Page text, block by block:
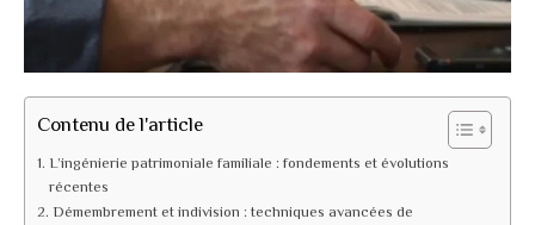
Contenu de l'article
L’ingénierie patrimoniale familiale : fondements et évolutions
récentes
Démembrement et indivision : techniques avancées de